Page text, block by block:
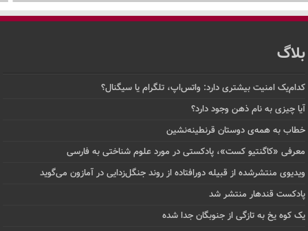
بلاگ
کدام‌یک امنیت بیشتری دارد: واتس‌اپ، تلگرام یا سیگنال؟
آیا چیزی به نام ذهن وجود دارد؟
خطاب به همه‌ی دوستان قرنطینه‌نشین
معرفی «کاگنتیو کست»، پادکستی در مورد علوم شناختی به فارسی
ویدیوی منتشرشده از قبیله دورافتاده‌ از روند جنگل‌زدایی در آمازون می‌گوید
پادکست قندهار منتشر شد
یک کوه یخ به تازگی از جنوبگان جدا شده